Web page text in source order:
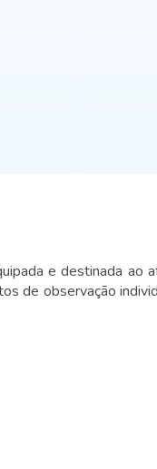
e destinada ao
de observação